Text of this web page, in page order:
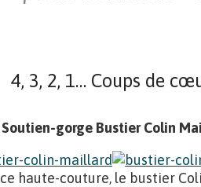
4, 3, 2, 1… Coups de
Soutien-gorge Bustier Colin
haute-couture, le bustier